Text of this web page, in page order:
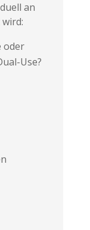
an
oder
Use?